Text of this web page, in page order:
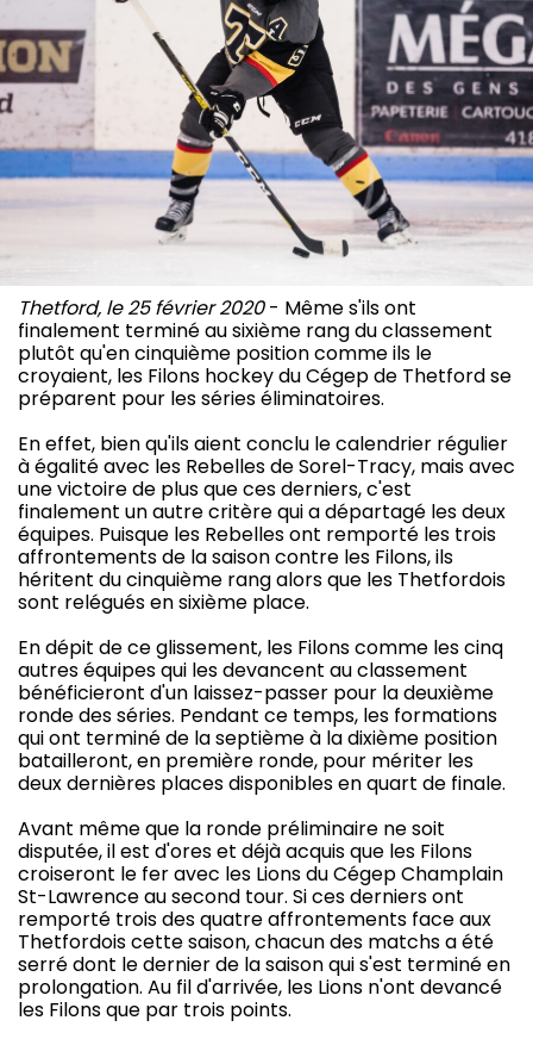
Thetford, le 25 février 2020- Même s'ils ont
finalement terminé au sixième rang du classement
plutôt qu'en cinquième position comme ils le
croyaient, les Filons hockey du Cégep de Thetford se
préparent pour les séries éliminatoires.
En effet, bien qu'ils aient conclu le calendrier régulier
à égalité avec les Rebelles de Sorel-Tracy, mais avec
une victoire de plus que ces derniers, c'est
finalement un autre critère qui a départagé les deux
équipes. Puisque les Rebelles ont remporté les trois
affrontements de la saison contre les Filons, ils
héritent du cinquième rang alors que les Thetfordois
sont relégués en sixième place.
En dépit de ce glissement, les Filons comme les cinq
autres équipes qui les devancent au classement
bénéficieront d'un laissez-passer pour la deuxième
ronde des séries. Pendant ce temps, les formations
qui ont terminé de la septième à la dixième position
batailleront, en première ronde, pour mériter les
deux dernières places disponibles en quart de finale.
Avant même que la ronde préliminaire ne soit
disputée, il est d'ores et déjà acquis que les Filons
croiseront le fer avec les Lions du Cégep Champlain
St-Lawrence au second tour. Si ces derniers ont
remporté trois des quatre affrontements face aux
Thetfordois cette saison, chacun des matchs a été
serré dont le dernier de la saison qui s'est terminé en
prolongation. Au fil d'arrivée, les Lions n'ont devancé
les Filons que par trois points.